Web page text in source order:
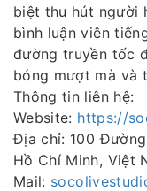
biệt thu hút người
bình luận viên
đường truyền tốc
bóng mượt mà và
Thông tin liên hệ:
Website: https://
Địa chỉ: 100 Đường
Hồ Chí Minh, Việt
Mail: